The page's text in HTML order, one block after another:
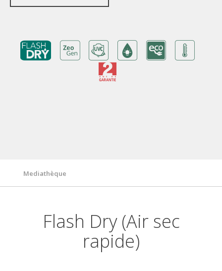
Mediathèque
Flash Dry (Air sec
rapide)